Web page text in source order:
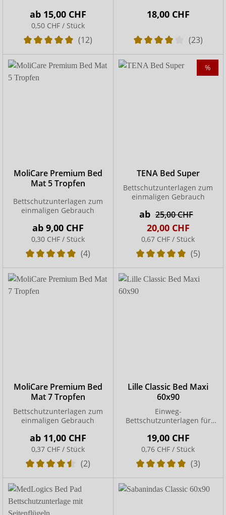
ab 15,00 CHF
0,50 CHF / Stück
(12)
18,00 CHF
(23)
MoliCare Premium Bed
Mat 5 Tropfen
Bettschutzunterlagen zum
einmaligen Gebrauch
ab 9,00 CHF
0,30 CHF / Stück
(4)
%
TENA Bed Super
Bettschutzunterlagen zum
einmaligen Gebrauch
ab 25,00 CHF
20,00 CHF
0,67 CHF / Stück
(5)
MoliCare Premium Bed
Mat 7 Tropfen
Bettschutzunterlagen zum
einmaligen Gebrauch
ab 11,00 CHF
0,37 CHF / Stück
(2)
Lille Classic Bed Maxi
60x90
Einweg-
Bettschutzunterlagen für
19,00 CHF
0,76 CHF / Stück
(3)